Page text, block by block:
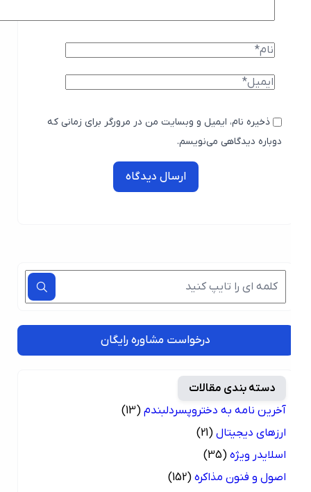
ذخیره نام، ایمیل و وبسایت من در مرورگر برای زمانی که
دوباره دیدگاهی می‌نویسم.
ارسال دیدگاه
درخواست مشاوره رایگان
دسته بندی مقالات
آخرین نامه به دختروپسردلبندم (13)
ارزهای دیجیتال (21)
اسلایدر ویژه (35)
اصول و فنون مذاکره (152)